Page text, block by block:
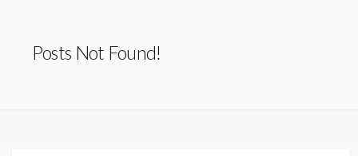
Posts Not Found!